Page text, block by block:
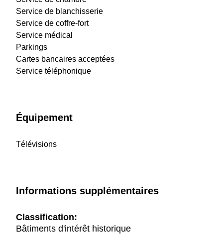
Service de blanchisserie
Service de coffre-fort
Service médical
Parkings
Cartes bancaires acceptées
Service téléphonique
Équipement
Télévisions
Informations supplémentaires
Classification:
Bâtiments d'intérêt historique